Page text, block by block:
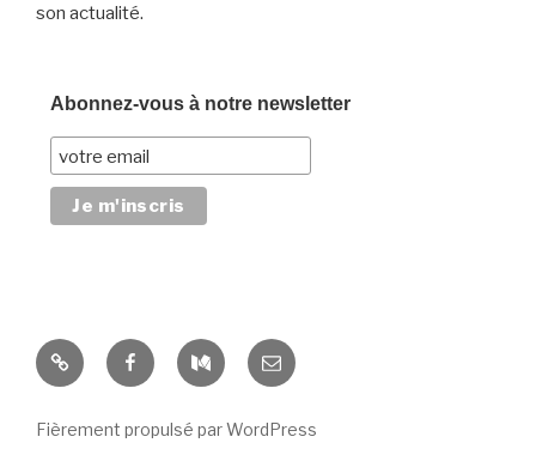
son actualité.
Abonnez-vous à notre newsletter
Yelp FacebookMediumE-
mail
Fièrement propulsé par WordPress